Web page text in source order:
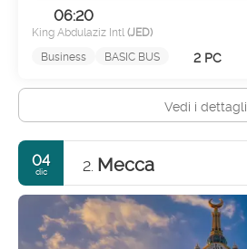
06:20
King Abdulaziz Intl (JED)
Business
BASIC BUS 2 PC
Vedi i dettagli
04
dic 2. Mecca